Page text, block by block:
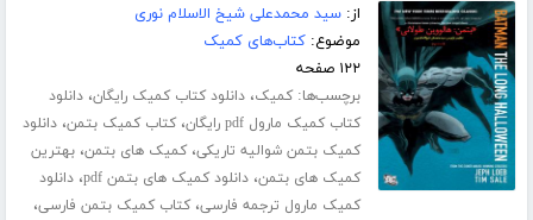
از:سید محمدعلی شیخ الاسلام نوری
موضوع:کتاب‌های کمیک
۱۲۲ صفحه
برچسب‌ها:کمیک،دانلود کتاب کمیک رایگان،دانلود
کتاب کمیک مارول pdf رایگان
،کتاب کمیک بتمن،دانلود
کمیک بتمن شوالیه تاریکی،کمیک های بتمن،بهترین
کمیک های بتمن،دانلود کمیک های بتمن pdf ،دانلود
کمیک مارول ترجمه فارسی،کتاب کمیک بتمن فارسی،